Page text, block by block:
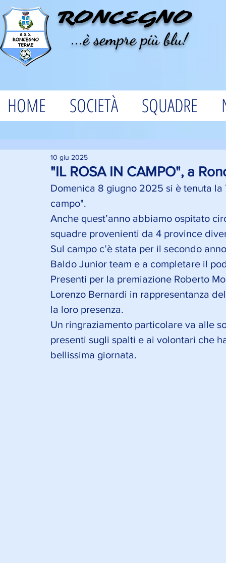
RONCEGNO
...è sempre più blu!
HOME SOCIETÀ SQUADRE
"IL ROSA IN CAMPO", a
10 giu 2025
Domenica 8 giugno 2025 si è tenuta
campo".
Anche quest’anno abbiamo ospitato
squadre provenienti da 4 province
Sul campo c’è stata per il secondo
Baldo Junior team e a completare il
Presenti per la premiazione Roberto
Lorenzo Bernardi in rappresentanza
la loro presenza.
Un ringraziamento particolare va alle
presenti sugli spalti e ai volontari che
bellissima giornata.